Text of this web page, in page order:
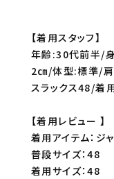
【着用スタッフ】
年齢:30代前半/
2㎝/体型:標準/肩
スラックス48/着
【着用レビュー 】
着用アイテム：ジ
普段サイズ：48
着用サイズ：48